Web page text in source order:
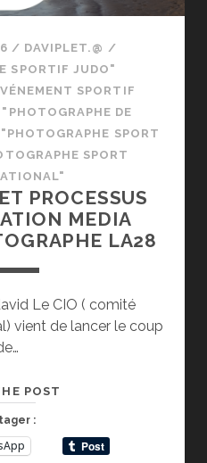
/ DAVIPLET.@ /
SPORTIF JUDO"
SPORTIF
DE
SPORT
SPORT
PROCESSUS
MEDIA
LA28
Le CIO ( comité
vient de lancer le coup
POST
D’ACCREDITATION
: